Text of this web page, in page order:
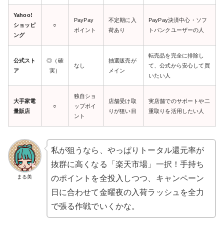
Yahoo!
ショッピ
ング
○
PayPay
ポイント
不定期に入
荷あり
PayPay決済中心・ソフ
トバンクユーザーの人
公式スト
ア
◎（確
実）
なし
抽選販売が
メイン
転売品を完全に排除し
て、公式から安心して買
いたい人
大手家電
量販店
○
独自ショ
ップポイ
ント
店舗受け取
りが狙い目
実店舗でのサポートや二
重取りを活用したい人
まる美
私が狙うなら、やっぱりトータル還元率が
抜群に高くなる「楽天市場」一択！手持ち
のポイントを全投入しつつ、キャンペーン
日に合わせて金曜夜の入荷ラッシュを全力
で張る作戦でいくかな。